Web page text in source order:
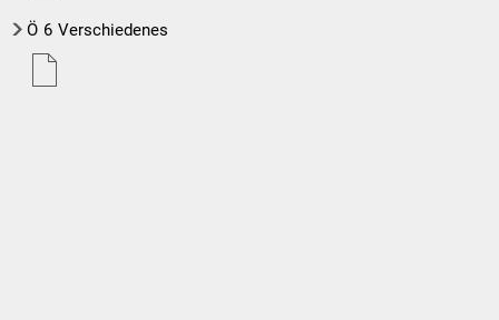
Ö 6 Verschiedenes